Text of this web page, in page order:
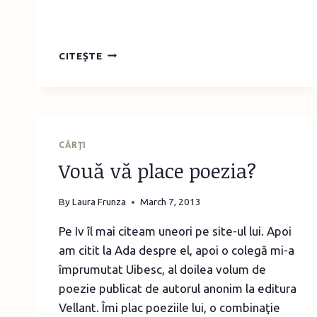
CITEȘTERECOMANDARE:
ROMÂNI
CĂRŢI
Vouă vă place poezia?
ByLaura Frunza March 7, 2013
Pe Iv îl mai citeam uneori pe site-ul lui. Apoi
am citit la Ada despre el, apoi o colegă mi-a
împrumutat Uibesc, al doilea volum de
poezie publicat de autorul anonim la editura
Vellant. Îmi plac poeziile lui, o combinaţie